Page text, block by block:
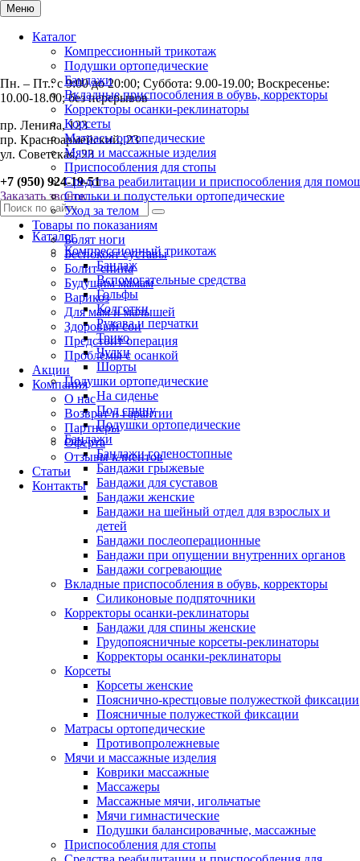
Меню
Каталог
Компрессионный трикотаж
Подушки ортопедические
Бандажи
Вкладные приспособления в обувь, корректоры
Корректоры осанки-реклинаторы
Корсеты
Матрасы ортопедические
Мячи и массажные изделия
Приспособления для стопы
Средства реабилитации и приспособления для
Стельки и полустельки ортопедические
Уход за телом
Товары по показаниям
Болят ноги
Беспокоят суставы
Болит спина
Будущим мамам
Варикоз
Для мам и малышей
Здоровый сон
Предстоит операция
Проблемы с осанкой
Акции
Компания
О нас
Возврат и гарантии
Партнеры
Оферта
Отзывы клиентов
Статьи
Контакты
Пн. – Пт.: с 9:00 до 20:00; Суббота: 9.00-19.00; Воскресенье:
10.00-18.00; без перерывов
пр. Ленина, 123
пр. Красноармейский, 23
ул. Советская, 23
+7 (950) 924-19-51
Заказать звонок
Каталог
Компрессионный трикотаж
Бандаж
Вспомогательные средства
Гольфы
Колготки
Рукава и перчатки
Трико
Чулки
Шорты
Подушки ортопедические
На сиденье
Под спину
Подушки ортопедические
Бандажи
Бандажи голеностопные
Бандажи грыжевые
Бандажи для суставов
Бандажи женские
Бандажи на шейный отдел для взрослых и
детей
Бандажи послеоперационные
Бандажи при опущении внутренних органов
Бандажи согревающие
Вкладные приспособления в обувь, корректоры
Силиконовые подпяточники
Корректоры осанки-реклинаторы
Бандажи для спины женские
Грудопоясничные корсеты-реклинаторы
Корректоры осанки-реклинаторы
Корсеты
Корсеты женские
Пояснично-крестцовые полужесткой фиксации
Поясничные полужесткой фиксации
Матрасы ортопедические
Противопролежневые
Мячи и массажные изделия
Коврики массажные
Массажеры
Массажные мячи, игольчатые
Мячи гимнастические
Подушки балансировачные, массажные
Приспособления для стопы